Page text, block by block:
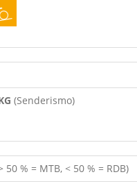
(Senderismo)
50 % = MTB, < 50 % = RDB)